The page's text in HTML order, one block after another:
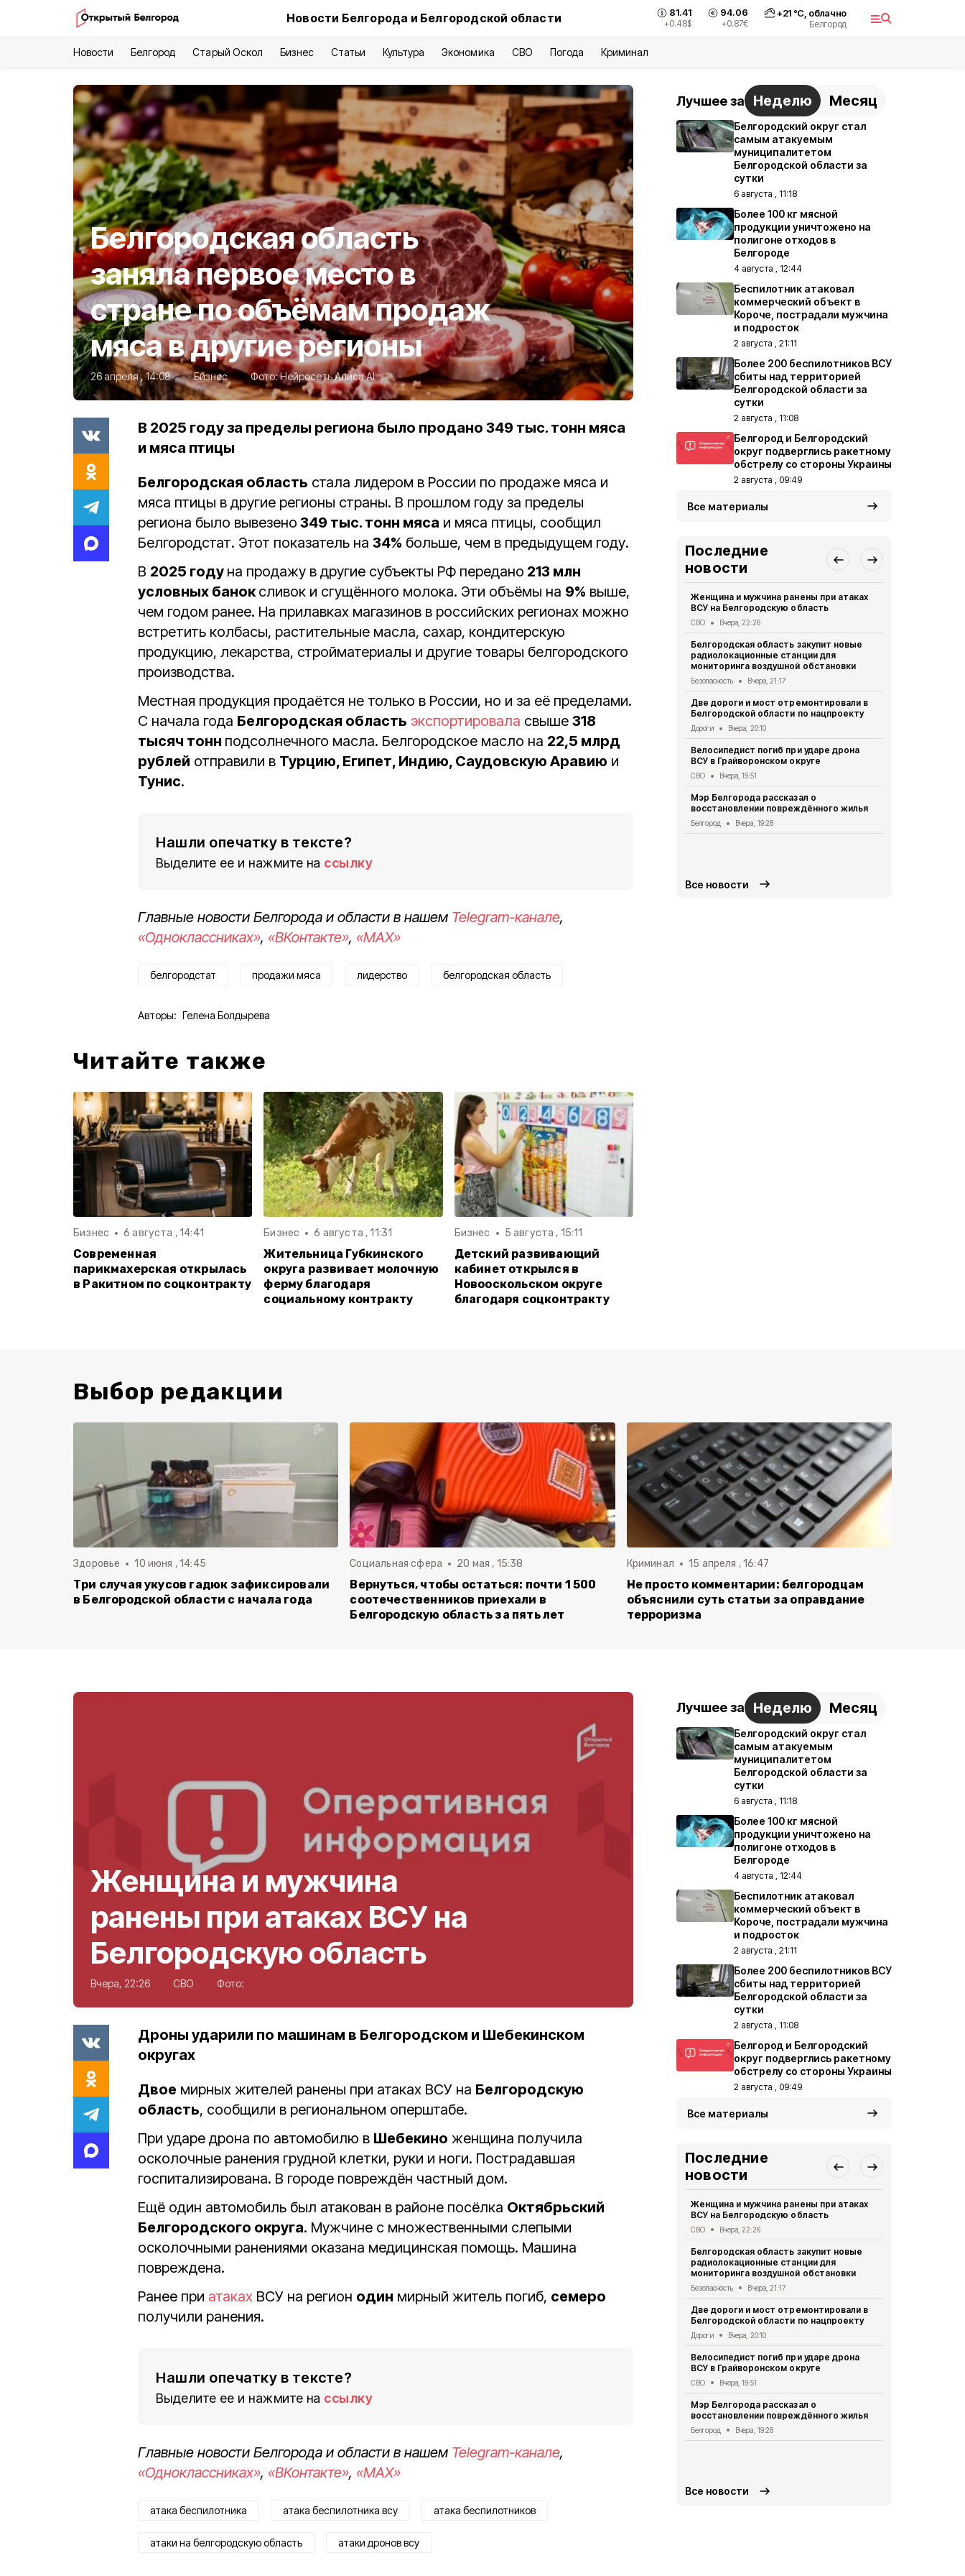
Новости Белгорода и Белгородской области 81.41
+0.48$
94.06
+0.87€
+21°С, облачно
Белгород
Новости Белгород Старый Оскол Бизнес Статьи Культура Экономика СВО Погода Криминал
Белгородская область
заняла первое место в
стране по объёмам продаж
мяса в другие регионы
26 апреля , 14:08 Бизнес Фото:Нейросеть Алиса AI
В 2025 году за пределы региона было продано 349 тыс. тонн мяса
и мяса птицы
Белгородская область стала лидером в России по продаже мяса и
мяса птицы в другие регионы страны. В прошлом году за пределы
региона было вывезено 349 тыс. тонн мяса и мяса птицы, сообщил
Белгородстат. Этот показатель на 34% больше, чем в предыдущем году.
В 2025 году на продажу в другие субъекты РФ передано 213 млн
условных баноксливок и сгущённого молока. Эти объёмы на 9% выше,
чем годом ранее. На прилавках магазинов в российских регионах можно
встретить колбасы, растительные масла, сахар, кондитерскую
продукцию, лекарства, стройматериалы и другие товары белгородского
производства.
Местная продукция продаётся не только в России, но и за её пределами.
С начала года Белгородская область экспортировала свыше 318
тысяч тонн подсолнечного масла. Белгородское масло на 22,5 млрд
рублей отправили в Турцию, Египет, Индию, Саудовскую Аравию и
Тунис.
Нашли опечатку в тексте?
Выделите ее и нажмите на ссылку
Главные новости Белгорода и области в нашем Telegram-канале,
«Одноклассниках», «ВКонтакте», «MAX»
белгородстат продажи мяса лидерство белгородская область
Авторы: Гелена Болдырева
Читайте также
Бизнес 6 августа , 14:41
Современная
парикмахерская открылась
в Ракитном по соцконтракту
Бизнес 6 августа , 11:31
Жительница Губкинского
округа развивает молочную
ферму благодаря
социальному контракту
Бизнес 5 августа , 15:11
Детский развивающий
кабинет открылся в
Новооскольском округе
благодаря соцконтракту
Лучшее за Неделю Месяц
Белгородский округ стал
самым атакуемым
муниципалитетом
Белгородской области за
сутки
6 августа , 11:18
Более 100 кг мясной
продукции уничтожено на
полигоне отходов в
Белгороде
4 августа , 12:44
Беспилотник атаковал
коммерческий объект в
Короче, пострадали мужчина
и подросток
2 августа , 21:11
Более 200 беспилотников ВСУ
сбиты над территорией
Белгородской области за
сутки
2 августа , 11:08
Белгород и Белгородский
округ подверглись ракетному
обстрелу со стороны Украины
2 августа , 09:49
Все материалы
Последние
новости
Женщина и мужчина ранены при атаках
ВСУ на Белгородскую область
СВО Вчера, 22:26
Белгородская область закупит новые
радиолокационные станции для
мониторинга воздушной обстановки
Безопасность Вчера, 21:17
Две дороги и мост отремонтировали в
Белгородской области по нацпроекту
Дороги Вчера, 20:10
Велосипедист погиб при ударе дрона
ВСУ в Грайворонском округе
СВО Вчера, 19:51
Мэр Белгорода рассказал о
восстановлении повреждённого жилья
Белгород Вчера, 19:28
Все новости
Выбор редакции
Здоровье 10 июня , 14:45
Три случая укусов гадюк зафиксировали
в Белгородской области с начала года
Социальная сфера 20 мая , 15:38
Вернуться, чтобы остаться: почти 1 500
соотечественников приехали в
Белгородскую область за пять лет
Криминал 15 апреля , 16:47
Не просто комментарии: белгородцам
объяснили суть статьи за оправдание
терроризма
Женщина и мужчина
ранены при атаках ВСУ на
Белгородскую область
Вчера, 22:26 СВО Фото:
Дроны ударили по машинам в Белгородском и Шебекинском
округах
Двое мирных жителей ранены при атаках ВСУ на Белгородскую
область, сообщили в региональном оперштабе.
При ударе дрона по автомобилю в Шебекино женщина получила
осколочные ранения грудной клетки, руки и ноги. Пострадавшая
госпитализирована. В городе повреждён частный дом.
Ещё один автомобиль был атакован в районе посёлка Октябрьский
Белгородского округа. Мужчине с множественными слепыми
осколочными ранениями оказана медицинская помощь. Машина
повреждена.
Ранее при атаках ВСУ на регион один мирный житель погиб, семеро
получили ранения.
Нашли опечатку в тексте?
Выделите ее и нажмите на ссылку
Главные новости Белгорода и области в нашем Telegram-канале,
«Одноклассниках», «ВКонтакте», «MAX»
атака беспилотника атака беспилотника всу атака беспилотников
атаки на белгородскую область атаки дронов всу
Лучшее за Неделю Месяц
Белгородский округ стал
самым атакуемым
муниципалитетом
Белгородской области за
сутки
6 августа , 11:18
Более 100 кг мясной
продукции уничтожено на
полигоне отходов в
Белгороде
4 августа , 12:44
Беспилотник атаковал
коммерческий объект в
Короче, пострадали мужчина
и подросток
2 августа , 21:11
Более 200 беспилотников ВСУ
сбиты над территорией
Белгородской области за
сутки
2 августа , 11:08
Белгород и Белгородский
округ подверглись ракетному
обстрелу со стороны Украины
2 августа , 09:49
Все материалы
Последние
новости
Женщина и мужчина ранены при атаках
ВСУ на Белгородскую область
СВО Вчера, 22:26
Белгородская область закупит новые
радиолокационные станции для
мониторинга воздушной обстановки
Безопасность Вчера, 21:17
Две дороги и мост отремонтировали в
Белгородской области по нацпроекту
Дороги Вчера, 20:10
Велосипедист погиб при ударе дрона
ВСУ в Грайворонском округе
СВО Вчера, 19:51
Мэр Белгорода рассказал о
восстановлении повреждённого жилья
Белгород Вчера, 19:28
Все новости